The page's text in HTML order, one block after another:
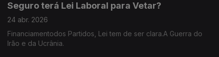
Seguro terá Lei Laboral para Vetar?
24 abr. 2026
Financiamentodos Partidos, Lei tem de ser clara.A Guerra do
Irão e da Ucrânia.